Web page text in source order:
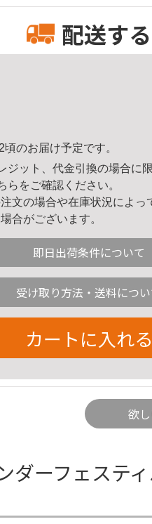
配送する
のお届け予定です。
ジット、代金引換の場合に
ら をご確認ください。
文の場合や在庫状況によっ
合がございます。
即日出荷条件について
受け取り方法・送料につ
カートに入れる
欲
ダーフェステ